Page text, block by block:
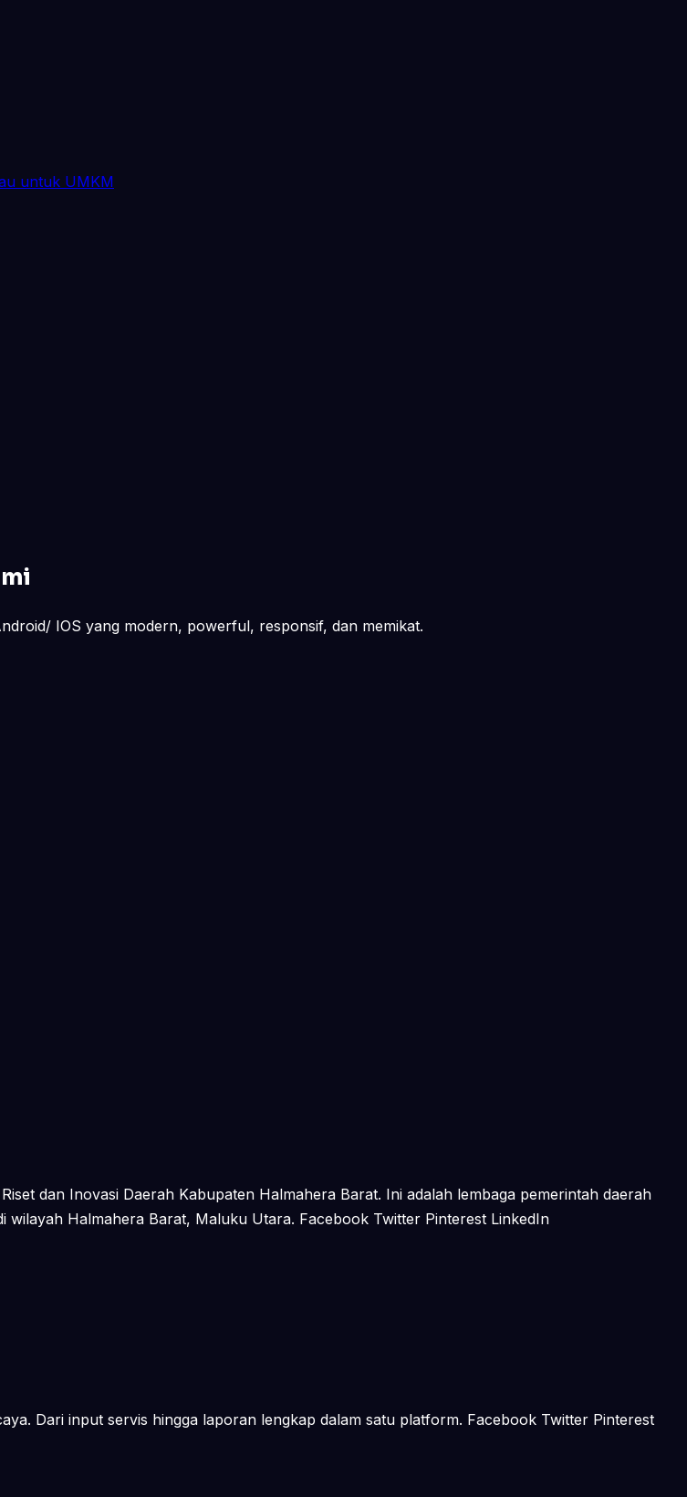
untuk UMKM
IOS yang modern, powerful, responsif, dan memikat.
dan Inovasi Daerah Kabupaten Halmahera Barat. Ini adalah lembaga pemerintah daerah
Halmahera Barat, Maluku Utara. Facebook Twitter Pinterest LinkedIn
Dari input servis hingga laporan lengkap dalam satu platform. Facebook Twitter Pinterest